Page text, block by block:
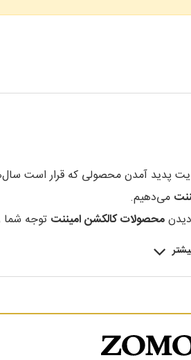
پدید آمدن محصولی که قرار است
می‌دهیم.
محصولات کالکشن امیننت توجه
بی‌نظیر و پاک در برش‌های
به راحتی باز می‌کنند.